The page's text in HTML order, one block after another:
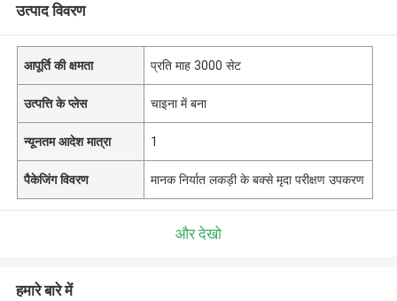
उत्पाद विवरण
आपूर्ति की क्षमता प्रति माह 3000 सेट
उत्पत्ति के प्लेस चाइना में बना
न्यूनतम आदेश मात्रा 1
पैकेजिंग विवरण मानक निर्यात लकड़ी के बक्से मृदा परीक्षण उपकरण
और देखो
हमारे बारे में